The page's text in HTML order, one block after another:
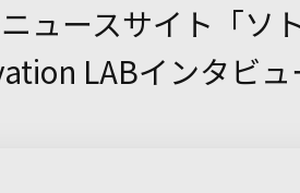
ュースサイト「ソ
LABインタビ